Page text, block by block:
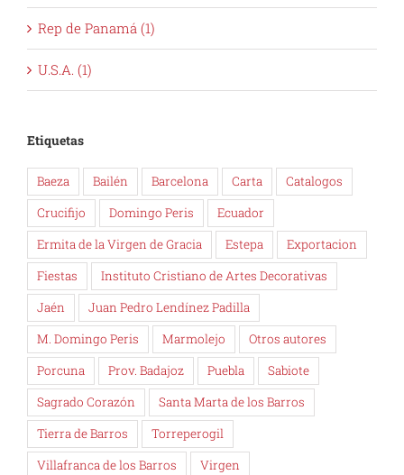
Rep de Panamá (1)
U.S.A. (1)
Etiquetas
Baeza Bailén Barcelona Carta
Catalogos
Crucifijo
Domingo Peris
Ecuador
Ermita de la Virgen de Gracia
Estepa
Exportacion
Fiestas
Instituto Cristiano de Artes Decorativas
Jaén
Juan Pedro Lendínez Padilla
M. Domingo Peris
Marmolejo
Otros autores
Porcuna
Prov. Badajoz Puebla
Sabiote
Sagrado Corazón
Santa Marta de los Barros
Tierra de Barros
Torreperogil
Villafranca de los Barros
Virgen